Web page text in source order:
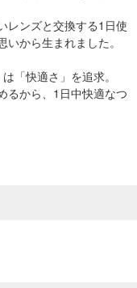
レンズと交換する1日使
から生まれました。
「快適さ」を追求。
るから、1日中快適なつ